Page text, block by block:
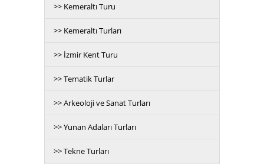
>> Kemeraltı Turu
>> Kemeraltı Turları
>> İzmir Kent Turu
>> Tematik Turlar
>> Arkeoloji ve Sanat Turları
>> Yunan Adaları Turları
>> Tekne Turları